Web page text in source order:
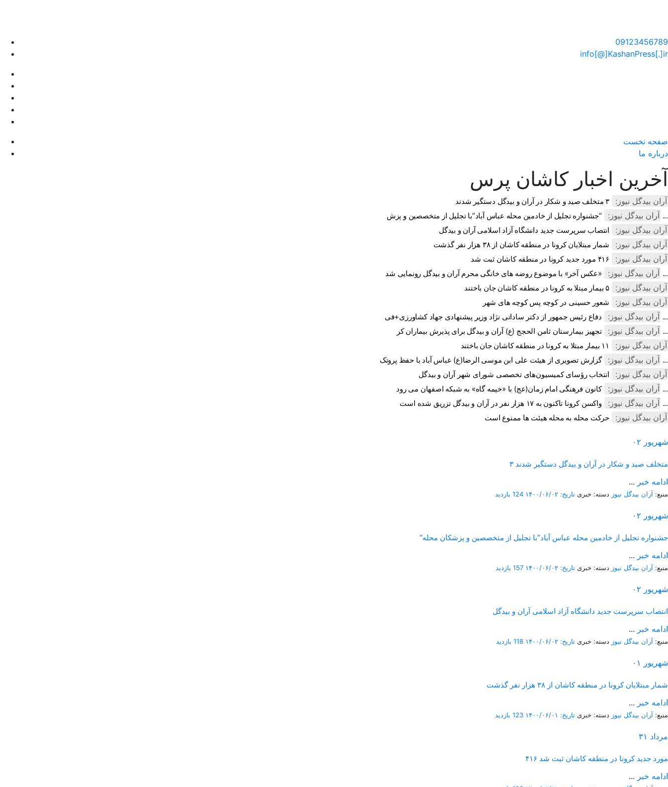
09123456789
info[@]KashanPress[.]ir
صفحه نخست
درباره ما
آخرین اخبار کاشان پرس
آران بیدگل نیوز: ۳ متخلف صید و شکار در آران و بیدگل دستگیر شدند
آران بیدگل نیوز: “جشنواره تجلیل از خادمین محله عباس آباد”با تجلیل از متخصصین و پزش ...
آران بیدگل نیوز: انتصاب سرپرست جدید دانشگاه آزاد اسلامی آران و بیدگل
آران بیدگل نیوز: شمار مبتلایان کرونا در منطقه کاشان از ۳۸ هزار نفر گذشت
آران بیدگل نیوز: ۴۱۶ مورد جدید کرونا در منطقه کاشان ثبت شد
آران بیدگل نیوز: «عکس آخر» با موضوع روضه های خانگی محرم آران و بیدگل رونمایی شد ...
آران بیدگل نیوز: ۵ بیمار مبتلا به کرونا در منطقه کاشان جان باختند
آران بیدگل نیوز: شعور حسینی در کوچه پس کوچه های شهر
آران بیدگل نیوز: دفاع رئیس جمهور از دکتر ساداتی نژاد وزیر پیشنهادی جهاد کشاورزی+فی ...
آران بیدگل نیوز: تجهیز بیمارستان ثامن الحجج (ع) آران و بیدگل برای پذیرش بیماران کر ...
آران بیدگل نیوز: ۱۱ بیمار مبتلا به کرونا در منطقه کاشان جان باختند
آران بیدگل نیوز: گزارش تصویری از هیئت علی ابن موسی الرضا(ع) عباس آباد با حفظ پروتک ...
آران بیدگل نیوز: انتخاب رؤسای کمیسیون‌های تخصصی شورای شهر آران و بیدگل
آران بیدگل نیوز: کانون فرهنگی امام زمان(عج) با «خیمه گاه» به شبکه اصفهان می رود ...
آران بیدگل نیوز: واکسن کرونا تاکنون به ۱۷ هزار نفر در آران و بیدگل تزریق شده است ...
آران بیدگل نیوز: حرکت محله به محله هیئت ها ممنوع است
۰۲ شهریور
۳ متخلف صید و شکار در آران و بیدگل دستگیر شدند
... ادامه خبر
منبع: آران بیدگل نیوز دسته: خبری تاریخ: ۱۴۰۰/۰۶/۰۲ 124 بازدید
۰۲ شهریور
“جشنواره تجلیل از خادمین محله عباس آباد”با تجلیل از متخصصین و پزشکان محله
... ادامه خبر
منبع: آران بیدگل نیوز دسته: خبری تاریخ: ۱۴۰۰/۰۶/۰۲ 157 بازدید
۰۲ شهریور
انتصاب سرپرست جدید دانشگاه آزاد اسلامی آران و بیدگل
... ادامه خبر
منبع: آران بیدگل نیوز دسته: خبری تاریخ: ۱۴۰۰/۰۶/۰۲ 118 بازدید
۰۱ شهریور
شمار مبتلایان کرونا در منطقه کاشان از ۳۸ هزار نفر گذشت
... ادامه خبر
منبع: آران بیدگل نیوز دسته: خبری تاریخ: ۱۴۰۰/۰۶/۰۱ 123 بازدید
۳۱ مرداد
۴۱۶ مورد جدید کرونا در منطقه کاشان ثبت شد
... ادامه خبر